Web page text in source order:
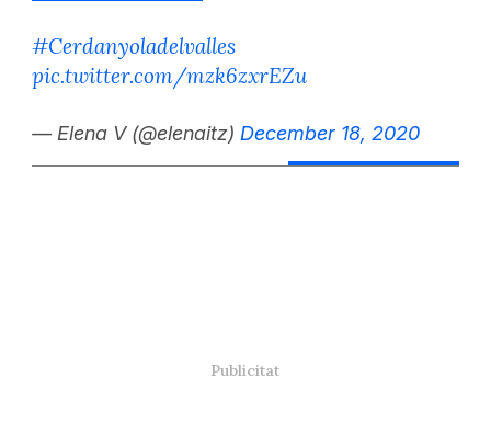
#Cerdanyoladelvalles
pic.twitter.com/mzk6zxrEZu
— Elena V (@elenaitz) December 18, 2020